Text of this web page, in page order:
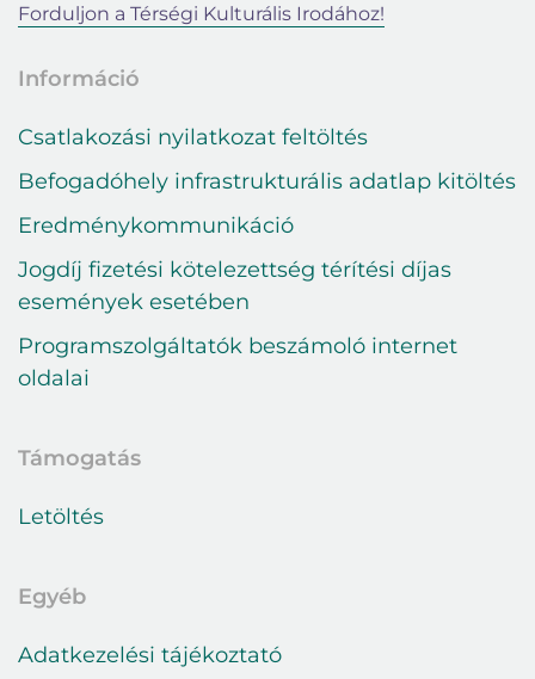
Bejelentkezés
E-mail cím
Jelszó
Elfelejtett jelszó
Forduljon a Térségi Kulturális Irodához!
Információ
Csatlakozási nyilatkozat feltöltés
Befogadóhely infrastrukturális adatlap kitöltés
Eredménykommunikáció
Jogdíj fizetési kötelezettség térítési díjas
események esetében
Programszolgáltatók beszámoló internet
oldalai
Támogatás
Letöltés
Egyéb
Adatkezelési tájékoztató